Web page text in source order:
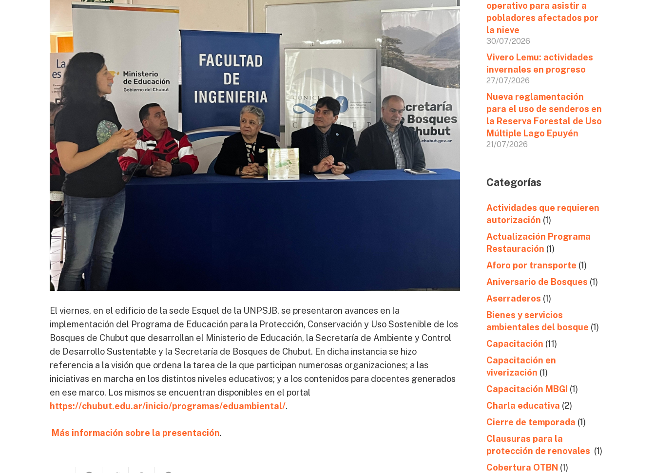
El viernes, en el edificio de la sede Esquel de la UNPSJB, se presentaron avances en la
implementación del Programa de Educación para la Protección, Conservación y Uso Sostenible de los
Bosques de Chubut que desarrollan el Ministerio de Educación, la Secretaría de Ambiente y Control
de Desarrollo Sustentable y la Secretaría de Bosques de Chubut. En dicha instancia se hizo
referencia a la visión que ordena la tarea de la que participan numerosas organizaciones; a las
iniciativas en marcha en los distintos niveles educativos; y a los contenidos para docentes generados
en ese marco. Los mismos se encuentran disponibles en el portal
https://chubut.edu.ar/inicio/programas/eduambiental/.
Más información sobre la presentación.
operativo para asistir a
pobladores afectados por
la nieve
30/07/2026
Vivero Lemu: actividades
invernales en progreso
27/07/2026
Nueva reglamentación
para el uso de senderos en
la Reserva Forestal de Uso
Múltiple Lago Epuyén
21/07/2026
Categorías
Actividades que requieren
autorización (1)
Actualización Programa
Restauración (1)
Aforo por transporte (1)
Aniversario de Bosques (1)
Aserraderos (1)
Bienes y servicios
ambientales del bosque (1)
Capacitación (11)
Capacitación en
viverización (1)
Capacitación MBGI (1)
Charla educativa (2)
Cierre de temporada (1)
Clausuras para la
protección de renovales (1)
Cobertura OTBN (1)